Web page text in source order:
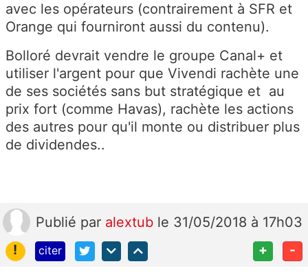
avec les opérateurs (contrairement à SFR et
Orange qui fourniront aussi du contenu).
Bolloré devrait vendre le groupe Canal+ et
utiliser l'argent pour que Vivendi rachète une
de ses sociétés sans but stratégique et au
prix fort (comme Havas), rachète les actions
des autres pour qu'il monte ou distribuer plus
de dividendes..
Publié par alextub le 31/05/2018 à 17h03
!
citer + -